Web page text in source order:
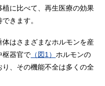
に比べて、再生医療の効果
きます。
はさまざまなホルモンを産
枢器官で （図1） ホルモンの
、その機能不全は多くの全